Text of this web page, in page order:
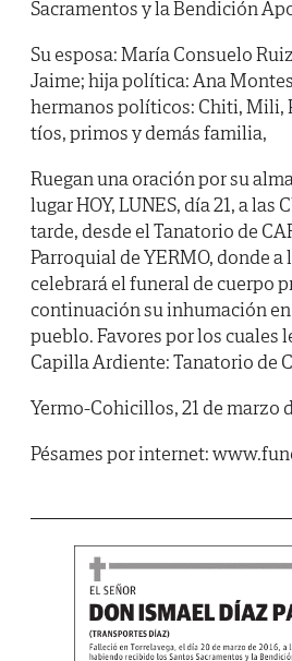
Sacramentos y la Bendición
Su esposa: María Consuelo
Jaime; hija política: Ana
hermanos políticos: Chiti, Mili,
tíos, primos y demás familia,
Ruegan una oración por su
lugar HOY, LUNES, día 21, a las
tarde, desde el Tanatorio de
Parroquial de YERMO, donde a
celebrará el funeral de cuerpo
continuación su inhumación
pueblo. Favores por los cuales
Capilla Ardiente: Tanatorio de
Yermo-Cohicillos, 21 de marzo
Pésames por internet: